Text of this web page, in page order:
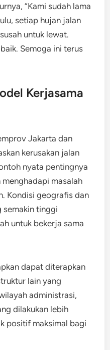
“Kami sudah lama
setiap hujan jalan
untuk lewat.
Semoga ini terus
Kerjasama
Jakarta dan
kerusakan jalan
nyata pentingnya
masalah
Kondisi geografis dan
semakin tinggi
untuk bekerja sama
dapat diterapkan
lain yang
administrasi,
dilakukan lebih
positif maksimal bagi